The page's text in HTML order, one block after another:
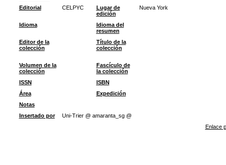
Editorial
CELPYC
Lugar de
edición
Nueva York
Idioma
Idioma del
resumen
Editor de la
colección
Título de la
colección
Volumen de la
colección
Fascículo de
la colección
ISSN
ISBN
Área
Expedición
Notas
Insertado por
Uni-Trier @ amaranta_sg @
Enlace